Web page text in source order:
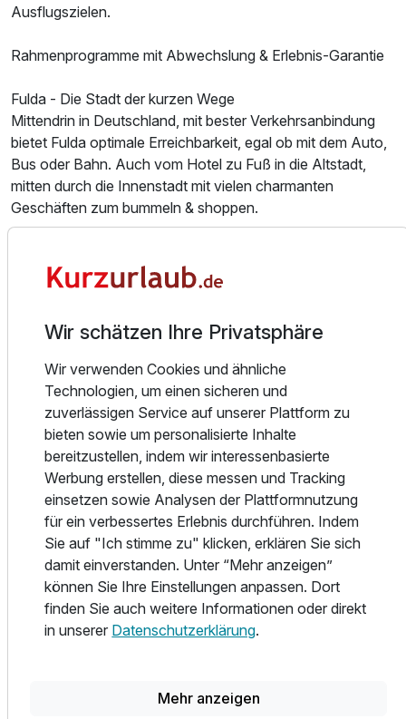
Für 2 Tage
Familienzimmer
2 Erwachsene und 2 Kinder
Ausstattung
Für 2 Tage p.P. ab216,00 €
Ausflugszielen.
Rahmenprogramme mit Abwechslung & Erlebnis-Garantie
Fulda - Die Stadt der kurzen Wege
Mittendrin in Deutschland, mit bester Verkehrsanbindung
bietet Fulda optimale Erreichbarkeit, egal ob mit dem Auto,
Bus oder Bahn. Auch vom Hotel zu Fuß in die Altstadt,
mitten durch die Innenstadt mit vielen charmanten
Geschäften zum bummeln & shoppen.
Die Altstadt mit Dom, Stadtschloss, Schlosspark, Kirchen &
Klöstern sowie viele geschichtliche Sehenswürdigkeiten
Fremden-Führer oder Audio-Guide.
Kunst und Kultur für jeden Anspruch
Gartenträume, historische Parks & private Gärten öffnen
Ihre Pforten. Das Vonderau-Museum mit 4000m²
wechselnder Ausstellungsfläche und das deutsche
Feuerwehr-Museum sollten Sie nicht verpassen. Mit dem
Museumspass erkunden Sie alle sehenswerten
Ausstellungen, nach eigenem Zeitplan und erkunden ganz
nebenbei die schöne Stadt.
Kulinarisches aus der Region
Wissen Sie wie die Rhön schmeckt? Schlemmen Sie mit
uns durch regionale Leckereien - Gaumenfreude garantiert.
Besuchen Sie Europas kleinste Kelterei, Sie werden
Wir schätzen Ihre Privatsphäre
Wir verwenden Cookies und ähnliche
Technologien, um einen sicheren und
zuverlässigen Service auf unserer Plattform zu
bieten sowie um personalisierte Inhalte
bereitzustellen, indem wir interessenbasierte
Werbung erstellen, diese messen und Tracking
einsetzen sowie Analysen der Plattformnutzung
für ein verbessertes Erlebnis durchführen. Indem
Sie auf "Ich stimme zu" klicken, erklären Sie sich
damit einverstanden. Unter “Mehr anzeigen”
können Sie Ihre Einstellungen anpassen. Dort
finden Sie auch weitere Informationen oder direkt
in unserer Datenschutzerklärung.
Mehr anzeigen